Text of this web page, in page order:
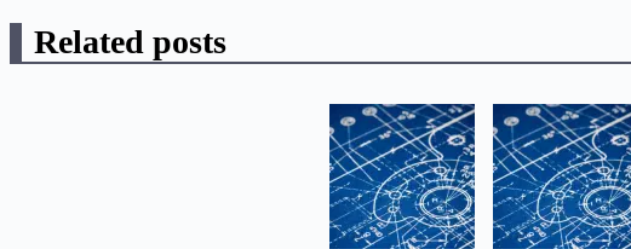
Related posts